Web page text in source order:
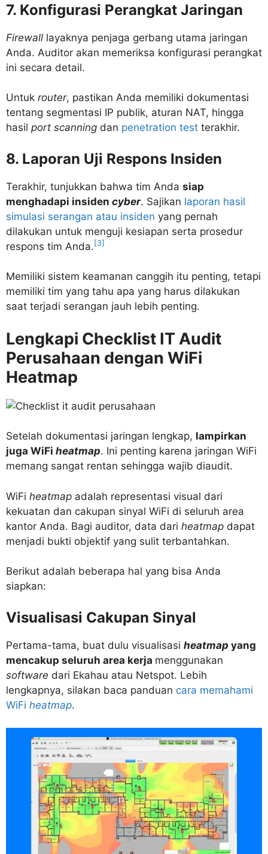
7. Konfigurasi Perangkat Jaringan
Firewall layaknya penjaga gerbang utama jaringan
Anda. Auditor akan memeriksa konfigurasi perangkat
ini secara detail.
Untuk router, pastikan Anda memiliki dokumentasi
tentang segmentasi IP publik, aturan NAT, hingga
hasil port scanning dan penetration test terakhir.
8. Laporan Uji Respons Insiden
Terakhir, tunjukkan bahwa tim Anda siap
menghadapi insiden cyber. Sajikan laporan hasil
simulasi serangan atau insiden yang pernah
dilakukan untuk menguji kesiapan serta prosedur
respons tim Anda.[3]
Memiliki sistem keamanan canggih itu penting, tetapi
memiliki tim yang tahu apa yang harus dilakukan
saat terjadi serangan jauh lebih penting.
Lengkapi Checklist IT Audit
Perusahaan dengan WiFi
Heatmap
Setelah dokumentasi jaringan lengkap, lampirkan
juga WiFi heatmap. Ini penting karena jaringan WiFi
memang sangat rentan sehingga wajib diaudit.
WiFi heatmap adalah representasi visual dari
kekuatan dan cakupan sinyal WiFi di seluruh area
kantor Anda. Bagi auditor, data dari heatmap dapat
menjadi bukti objektif yang sulit terbantahkan.
Berikut adalah beberapa hal yang bisa Anda
siapkan:
Visualisasi Cakupan Sinyal
Pertama-tama, buat dulu visualisasi heatmap yang
mencakup seluruh area kerja menggunakan
software dari Ekahau atau Netspot. Lebih
lengkapnya, silakan baca panduan cara memahami
WiFi heatmap.